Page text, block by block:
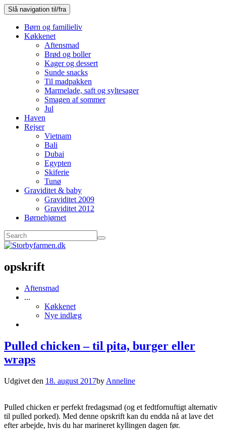
Slå navigation til/fra
Børn og familieliv
Køkkenet
Aftensmad
Brød og boller
Kager og dessert
Sunde snacks
Til madpakken
Marmelade, saft og syltesager
Smagen af sommer
Jul
Haven
Rejser
Vietnam
Bali
Dubai
Egypten
Skiferie
Tunø
Graviditet & baby
Graviditet 2009
Graviditet 2012
Børnehjørnet
opskrift
Aftensmad
...
Køkkenet
Nye indlæg
Pulled chicken – til pita, burger eller
wraps
Udgivet den 18. august 2017by Anneline
Pulled chicken er perfekt fredagsmad (og et fedtfornuftigt alternativ
til pulled porked). Med denne opskrift kan du endda nå at lave det
efter arbejde, hvis du har marineret kyllingen dagen før.